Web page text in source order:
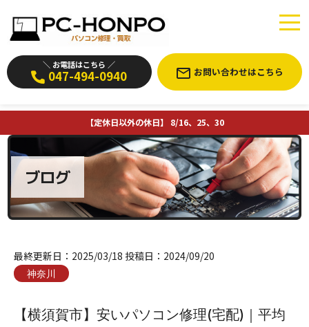
＼ お電話はこちら ／
047-494-0940 お問い合わせはこちら
【定休日以外の休日】 8/16、25、30
ブログ
最終更新日： 2025/03/18 投稿日： 2024/09/20
神奈川
【横須賀市】安いパソコン修理(宅配)｜平均